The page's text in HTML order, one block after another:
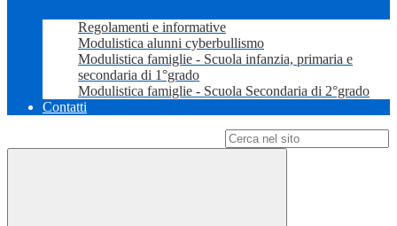
Regolamenti e informative
Modulistica alunni cyberbullismo
Modulistica famiglie - Scuola infanzia, primaria e
secondaria di 1°grado
Modulistica famiglie - Scuola Secondaria di 2°grado
Contatti